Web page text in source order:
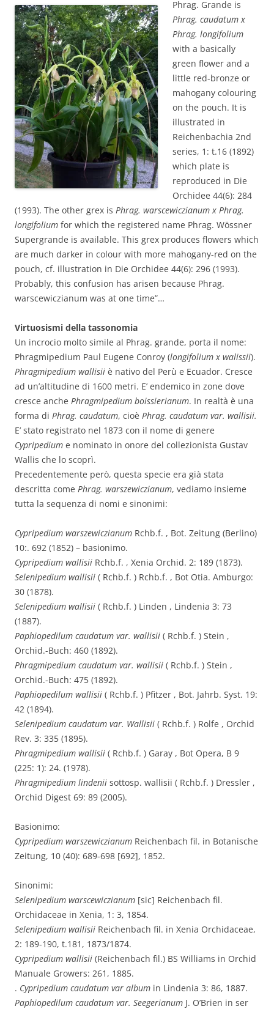
Phrag. Grande is
Phrag. caudatum x
Phrag. longifolium
with a basically
green flower and a
little red-bronze or
mahogany colouring
on the pouch. It is
illustrated in
Reichenbachia 2nd
series, 1: t.16 (1892)
which plate is
reproduced in Die
Orchidee 44(6): 284
(1993). The other grex is Phrag. warscewiczianum x Phrag.
longifolium for which the registered name Phrag. Wössner
Supergrande is available. This grex produces flowers which
are much darker in colour with more mahogany-red on the
pouch, cf. illustration in Die Orchidee 44(6): 296 (1993).
Probably, this confusion has arisen because Phrag.
warscewiczianum was at one time”…
Virtuosismi della tassonomia
Un incrocio molto simile al Phrag. grande, porta il nome:
Phragmipedium Paul Eugene Conroy (longifolium x walissii).
Phragmipedium wallisii è nativo del Perù e Ecuador. Cresce
ad un’altitudine di 1600 metri. E’ endemico in zone dove
cresce anche Phragmipedium boissierianum. In realtà è una
forma di Phrag. caudatum, cioè Phrag. caudatum var. wallisii.
E’ stato registrato nel 1873 con il nome di genere
Cypripedium e nominato in onore del collezionista Gustav
Wallis che lo scoprì.
Precedentemente però, questa specie era già stata
descritta come Phrag. warszewiczianum, vediamo insieme
tutta la sequenza di nomi e sinonimi:
Cypripedium warszewiczianum Rchb.f. , Bot. Zeitung (Berlino)
10:. 692 (1852) – basionimo.
Cypripedium wallisii Rchb.f. , Xenia Orchid. 2: 189 (1873).
Selenipedium wallisii ( Rchb.f. ) Rchb.f. , Bot Otia. Amburgo:
30 (1878).
Selenipedium wallisii ( Rchb.f. ) Linden , Lindenia 3: 73
(1887).
Paphiopedilum caudatum var. wallisii ( Rchb.f. ) Stein ,
Orchid.-Buch: 460 (1892).
Phragmipedium caudatum var. wallisii ( Rchb.f. ) Stein ,
Orchid.-Buch: 475 (1892).
Paphiopedilum wallisii ( Rchb.f. ) Pfitzer , Bot. Jahrb. Syst. 19:
42 (1894).
Selenipedium caudatum var. Wallisii ( Rchb.f. ) Rolfe , Orchid
Rev. 3: 335 (1895).
Phragmipedium wallisii ( Rchb.f. ) Garay , Bot Opera, B 9
(225: 1): 24. (1978).
Phragmipedium lindenii sottosp. wallisii ( Rchb.f. ) Dressler ,
Orchid Digest 69: 89 (2005).
Basionimo:
Cypripedium warszewiczianum Reichenbach fil. in Botanische
Zeitung, 10 (40): 689-698 [692], 1852.
Sinonimi:
Selenipedium warscewiczianum [sic] Reichenbach fil.
Orchidaceae in Xenia, 1: 3, 1854.
Selenipedium wallisii Reichenbach fil. in Xenia Orchidaceae,
2: 189-190, t.181, 1873/1874.
Cypripedium wallisii (Reichenbach fil.) BS Williams in Orchid
Manuale Growers: 261, 1885.
. Cypripedium caudatum var album in Lindenia 3: 86, 1887.
Paphiopedilum caudatum var. Seegerianum J. O’Brien in ser